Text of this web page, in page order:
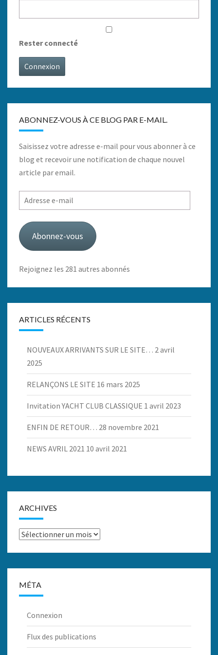
Rester connecté
Connexion
ABONNEZ-VOUS À CE BLOG PAR E-MAIL.
Saisissez votre adresse e-mail pour vous abonner à ce
blog et recevoir une notification de chaque nouvel
article par email.
Adresse
e-
mail
Abonnez-vous
Rejoignez les 281 autres abonnés
ARTICLES RÉCENTS
NOUVEAUX ARRIVANTS SUR LE SITE… 2 avril
2025
RELANÇONS LE SITE 16 mars 2025
Invitation YACHT CLUB CLASSIQUE 1 avril 2023
ENFIN DE RETOUR… 28 novembre 2021
NEWS AVRIL 2021 10 avril 2021
ARCHIVES
Archives
MÉTA
Connexion
Flux des publications